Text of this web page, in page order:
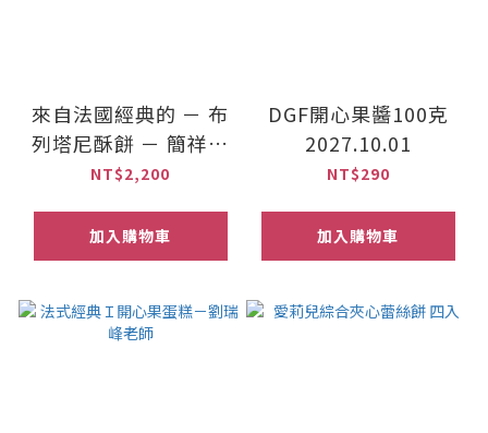
來自法國經典的 － 布
列塔尼酥餅 － 簡祥丞
老師
NT$2,200
加入購物車
DGF開心果醬100克
2027.10.01
NT$290
加入購物車